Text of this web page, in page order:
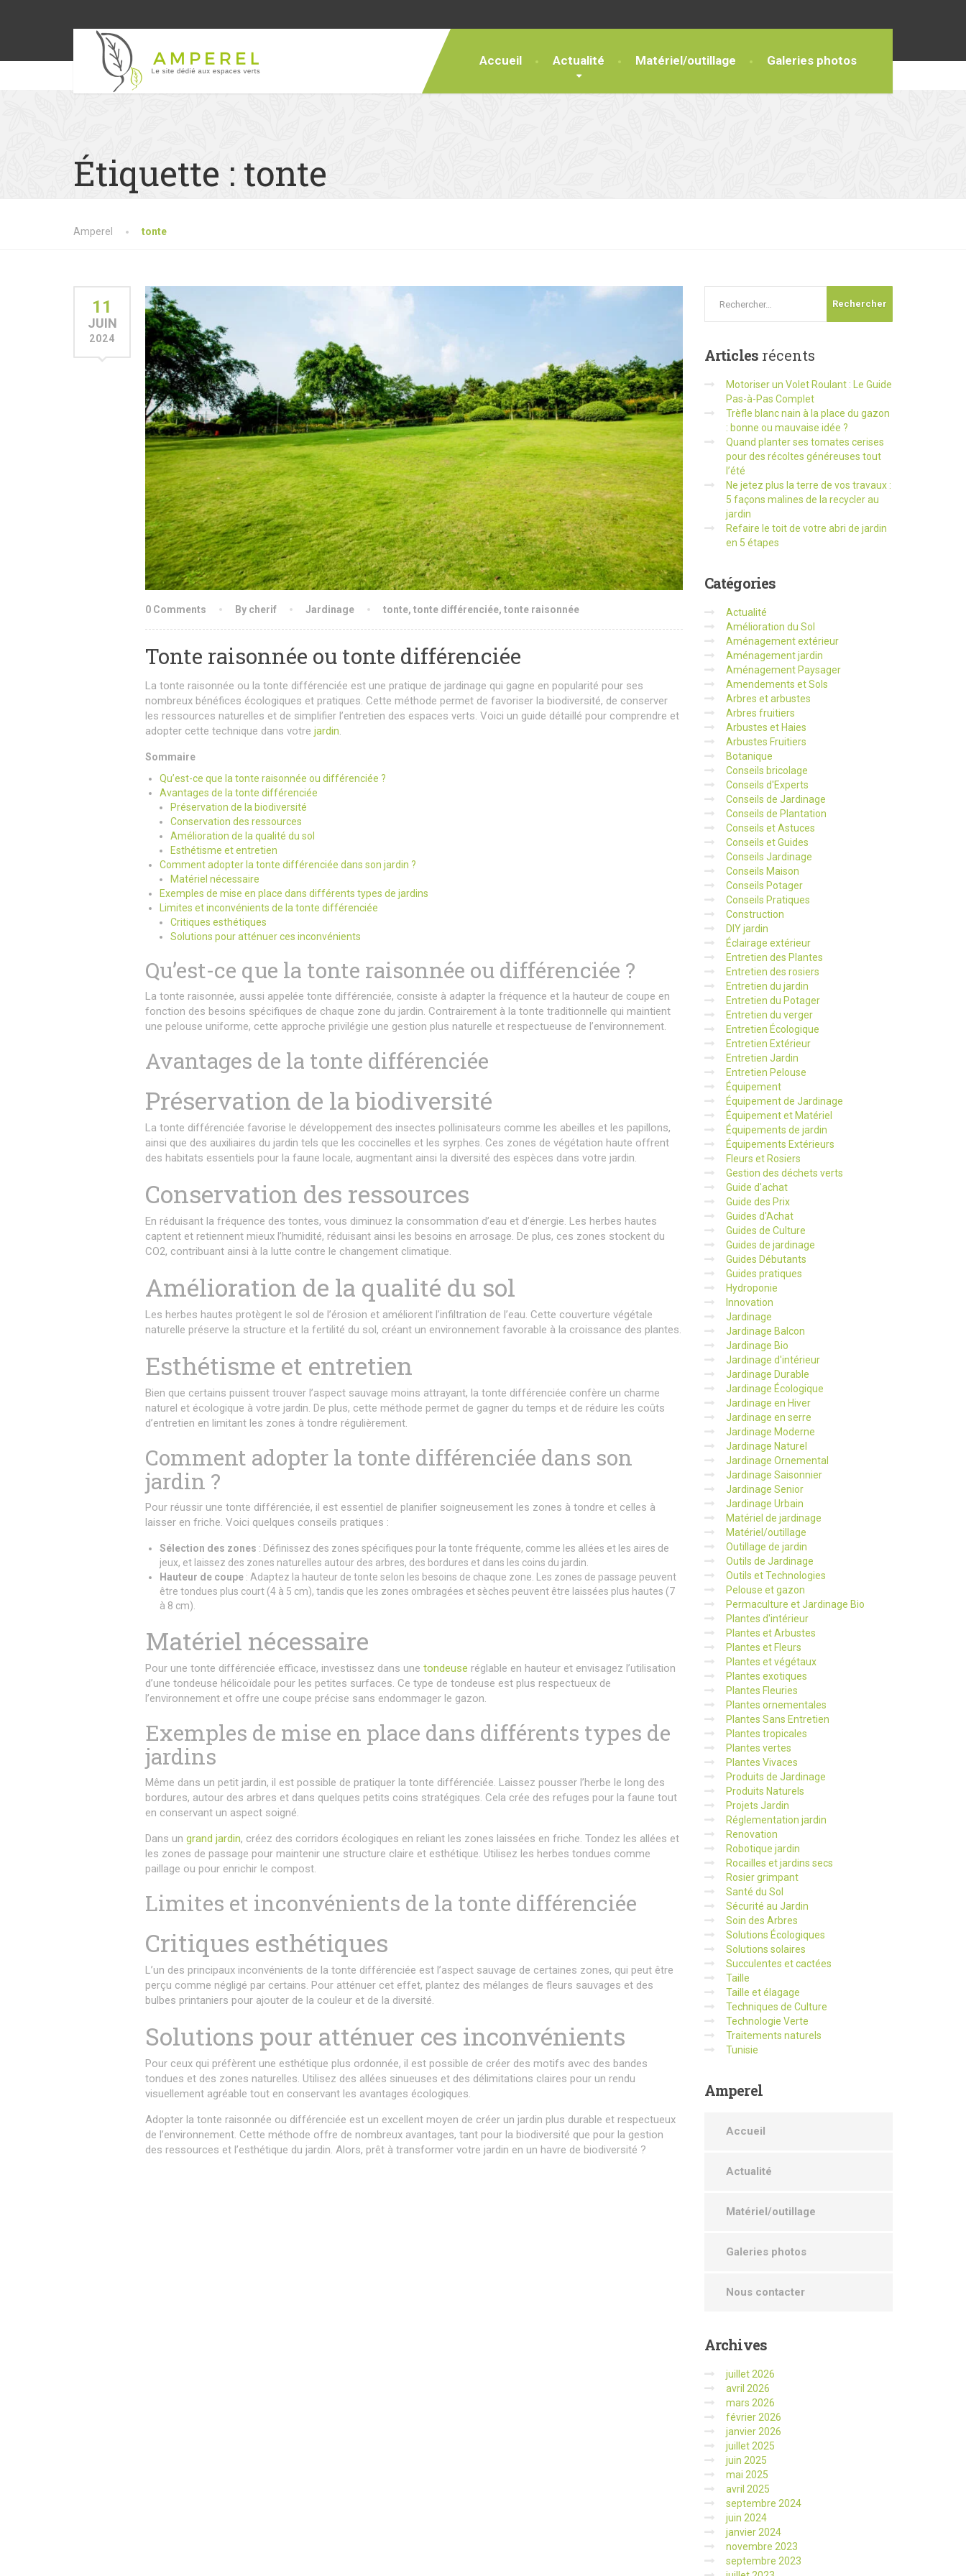
Accueil Actualité Matériel/outillage Galeries photos
Étiquette : tonte
Amperel tonte
11
JUIN
2024
0 Comments By cherif Jardinage tonte, tonte différenciée, tonte raisonnée
Tonte raisonnée ou tonte différenciée
La tonte raisonnée ou la tonte différenciée est une pratique de jardinage qui gagne en popularité pour ses
nombreux bénéfices écologiques et pratiques. Cette méthode permet de favoriser la biodiversité, de conserver
les ressources naturelles et de simplifier l’entretien des espaces verts. Voici un guide détaillé pour comprendre et
adopter cette technique dans votre jardin.
Sommaire
Qu’est-ce que la tonte raisonnée ou différenciée ?
Avantages de la tonte différenciée
Préservation de la biodiversité
Conservation des ressources
Amélioration de la qualité du sol
Esthétisme et entretien
Comment adopter la tonte différenciée dans son jardin ?
Matériel nécessaire
Exemples de mise en place dans différents types de jardins
Limites et inconvénients de la tonte différenciée
Critiques esthétiques
Solutions pour atténuer ces inconvénients
Qu’est-ce que la tonte raisonnée ou différenciée ?
La tonte raisonnée, aussi appelée tonte différenciée, consiste à adapter la fréquence et la hauteur de coupe en
fonction des besoins spécifiques de chaque zone du jardin. Contrairement à la tonte traditionnelle qui maintient
une pelouse uniforme, cette approche privilégie une gestion plus naturelle et respectueuse de l’environnement.
Avantages de la tonte différenciée
Préservation de la biodiversité
La tonte différenciée favorise le développement des insectes pollinisateurs comme les abeilles et les papillons,
ainsi que des auxiliaires du jardin tels que les coccinelles et les syrphes. Ces zones de végétation haute offrent
des habitats essentiels pour la faune locale, augmentant ainsi la diversité des espèces dans votre jardin.
Conservation des ressources
En réduisant la fréquence des tontes, vous diminuez la consommation d’eau et d’énergie. Les herbes hautes
captent et retiennent mieux l’humidité, réduisant ainsi les besoins en arrosage. De plus, ces zones stockent du
CO2, contribuant ainsi à la lutte contre le changement climatique.
Amélioration de la qualité du sol
Les herbes hautes protègent le sol de l’érosion et améliorent l’infiltration de l’eau. Cette couverture végétale
naturelle préserve la structure et la fertilité du sol, créant un environnement favorable à la croissance des plantes.
Esthétisme et entretien
Bien que certains puissent trouver l’aspect sauvage moins attrayant, la tonte différenciée confère un charme
naturel et écologique à votre jardin. De plus, cette méthode permet de gagner du temps et de réduire les coûts
d’entretien en limitant les zones à tondre régulièrement.
Comment adopter la tonte différenciée dans son
jardin ?
Pour réussir une tonte différenciée, il est essentiel de planifier soigneusement les zones à tondre et celles à
laisser en friche. Voici quelques conseils pratiques :
Sélection des zones : Définissez des zones spécifiques pour la tonte fréquente, comme les allées et les aires de
jeux, et laissez des zones naturelles autour des arbres, des bordures et dans les coins du jardin.
Hauteur de coupe : Adaptez la hauteur de tonte selon les besoins de chaque zone. Les zones de passage peuvent
être tondues plus court (4 à 5 cm), tandis que les zones ombragées et sèches peuvent être laissées plus hautes (7
à 8 cm).
Matériel nécessaire
Pour une tonte différenciée efficace, investissez dans une tondeuse réglable en hauteur et envisagez l’utilisation
d’une tondeuse hélicoïdale pour les petites surfaces. Ce type de tondeuse est plus respectueux de
l’environnement et offre une coupe précise sans endommager le gazon.
Exemples de mise en place dans différents types de
jardins
Même dans un petit jardin, il est possible de pratiquer la tonte différenciée. Laissez pousser l’herbe le long des
bordures, autour des arbres et dans quelques petits coins stratégiques. Cela crée des refuges pour la faune tout
en conservant un aspect soigné.
Dans un grand jardin, créez des corridors écologiques en reliant les zones laissées en friche. Tondez les allées et
les zones de passage pour maintenir une structure claire et esthétique. Utilisez les herbes tondues comme
paillage ou pour enrichir le compost.
Limites et inconvénients de la tonte différenciée
Critiques esthétiques
L’un des principaux inconvénients de la tonte différenciée est l’aspect sauvage de certaines zones, qui peut être
perçu comme négligé par certains. Pour atténuer cet effet, plantez des mélanges de fleurs sauvages et des
bulbes printaniers pour ajouter de la couleur et de la diversité.
Solutions pour atténuer ces inconvénients
Pour ceux qui préfèrent une esthétique plus ordonnée, il est possible de créer des motifs avec des bandes
tondues et des zones naturelles. Utilisez des allées sinueuses et des délimitations claires pour un rendu
visuellement agréable tout en conservant les avantages écologiques.
Adopter la tonte raisonnée ou différenciée est un excellent moyen de créer un jardin plus durable et respectueux
de l’environnement. Cette méthode offre de nombreux avantages, tant pour la biodiversité que pour la gestion
des ressources et l’esthétique du jardin. Alors, prêt à transformer votre jardin en un havre de biodiversité ?
Articles récents
Motoriser un Volet Roulant : Le Guide
Pas-à-Pas Complet
Trèfle blanc nain à la place du gazon
: bonne ou mauvaise idée ?
Quand planter ses tomates cerises
pour des récoltes généreuses tout
l’été
Ne jetez plus la terre de vos travaux :
5 façons malines de la recycler au
jardin
Refaire le toit de votre abri de jardin
en 5 étapes
Catégories
Actualité
Amélioration du Sol
Aménagement extérieur
Aménagement jardin
Aménagement Paysager
Amendements et Sols
Arbres et arbustes
Arbres fruitiers
Arbustes et Haies
Arbustes Fruitiers
Botanique
Conseils bricolage
Conseils d'Experts
Conseils de Jardinage
Conseils de Plantation
Conseils et Astuces
Conseils et Guides
Conseils Jardinage
Conseils Maison
Conseils Potager
Conseils Pratiques
Construction
DIY jardin
Éclairage extérieur
Entretien des Plantes
Entretien des rosiers
Entretien du jardin
Entretien du Potager
Entretien du verger
Entretien Écologique
Entretien Extérieur
Entretien Jardin
Entretien Pelouse
Équipement
Équipement de Jardinage
Équipement et Matériel
Équipements de jardin
Équipements Extérieurs
Fleurs et Rosiers
Gestion des déchets verts
Guide d'achat
Guide des Prix
Guides d'Achat
Guides de Culture
Guides de jardinage
Guides Débutants
Guides pratiques
Hydroponie
Innovation
Jardinage
Jardinage Balcon
Jardinage Bio
Jardinage d'intérieur
Jardinage Durable
Jardinage Écologique
Jardinage en Hiver
Jardinage en serre
Jardinage Moderne
Jardinage Naturel
Jardinage Ornemental
Jardinage Saisonnier
Jardinage Senior
Jardinage Urbain
Matériel de jardinage
Matériel/outillage
Outillage de jardin
Outils de Jardinage
Outils et Technologies
Pelouse et gazon
Permaculture et Jardinage Bio
Plantes d'intérieur
Plantes et Arbustes
Plantes et Fleurs
Plantes et végétaux
Plantes exotiques
Plantes Fleuries
Plantes ornementales
Plantes Sans Entretien
Plantes tropicales
Plantes vertes
Plantes Vivaces
Produits de Jardinage
Produits Naturels
Projets Jardin
Réglementation jardin
Renovation
Robotique jardin
Rocailles et jardins secs
Rosier grimpant
Santé du Sol
Sécurité au Jardin
Soin des Arbres
Solutions Écologiques
Solutions solaires
Succulentes et cactées
Taille
Taille et élagage
Techniques de Culture
Technologie Verte
Traitements naturels
Tunisie
Amperel
Accueil
Actualité
Matériel/outillage
Galeries photos
Nous contacter
Archives
juillet 2026
avril 2026
mars 2026
février 2026
janvier 2026
juillet 2025
juin 2025
mai 2025
avril 2025
septembre 2024
juin 2024
janvier 2024
novembre 2023
septembre 2023